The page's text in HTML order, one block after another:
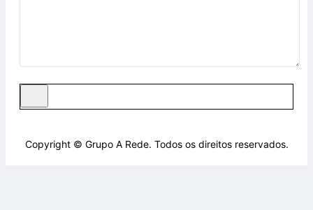
Copyright © Grupo A Rede. Todos os direitos reservados.